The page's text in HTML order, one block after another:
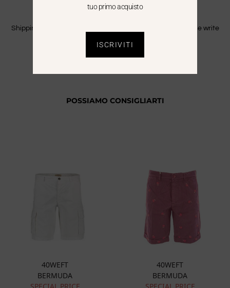
Shipping is free only in Italy. For Extra CEE countries please write
POSSIAMO CONSIGLIARTI
40WEFT
BERMUDA
40WEFT
BERMUDA
tuo primo acquisto
ISCRIVITI